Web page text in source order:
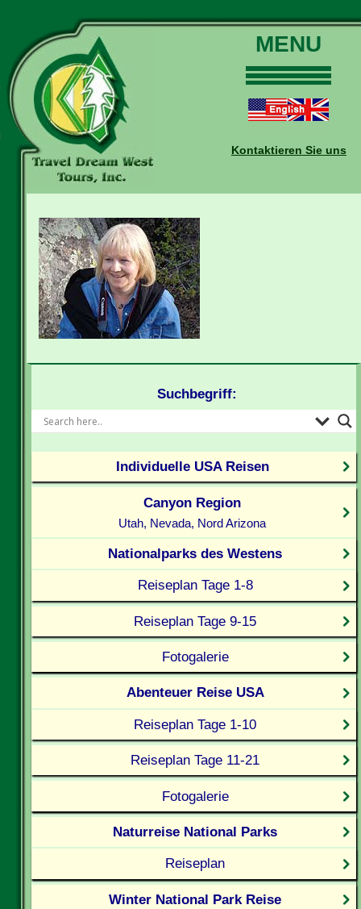
MENU
Touren
Daten und Preise
Buchungen
Kontaktieren Sie uns
Suchbegriff:
Individuelle USA Reisen
Canyon Region
Utah, Nevada, Nord Arizona
Nationalparks des Westens
Reiseplan Tage 1-8
Reiseplan Tage 9-15
Fotogalerie
Abenteuer Reise USA
Reiseplan Tage 1-10
Reiseplan Tage 11-21
Fotogalerie
Naturreise National Parks
Reiseplan
Winter National Park Reise